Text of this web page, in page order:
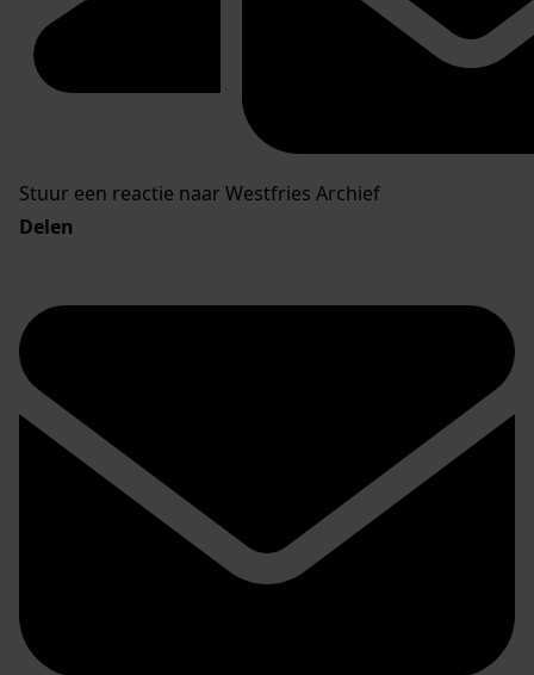
Stuur een reactie naar Westfries Archief
Delen